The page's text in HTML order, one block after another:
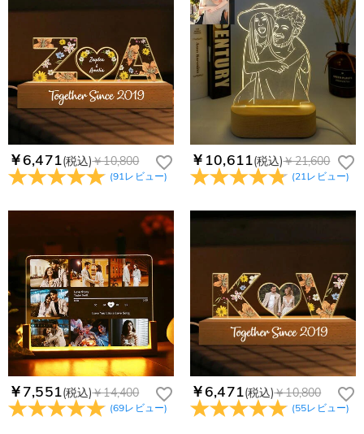
更してください。原因②通信状態などによりメールの到着が遅
れている。解決策：数時間たっても届かない場合は、今後お送
りするメールも遅れる可能性がありますので、別のメールアド
レスからお名前とご住所を記載したメールを
service@drawelry.jp へ送信してください。原因③メールアド
レスの入力に誤りがある。解決策：お名前とご住所を記載した
メールを service@drawelry.jp へ送信してください。
コンビニ前払いのお支払い期限はご注文から 6 日間となりま
支払い情報は保護されますか？
お支払い情報は高度なセキュリティで保護されております。お
客様のお支払い情報は当社のサーバーに一切保存されません。
Paypal又はクレジットカート発行会社によって処理されます。
個人情報は保護されますか？
当社では、個人情報保護を目的としたコンプライアンスに則
り、プライバシーポリシーを定めています。お客様に安心かつ
安全にご利用いただけるよう最善の注意を払い、個人情報を厳
重に取り扱っています。 詳細は
プライバシーポリシーまでご
確認ください
￥6,471(税込)￥10,800
(91レビュー)
￥10,611(税込)￥21,600
(21レビュー)
￥7,551(税込)￥14,400
(69レビュー)
￥6,471(税込)￥10,800
(55レビュー)